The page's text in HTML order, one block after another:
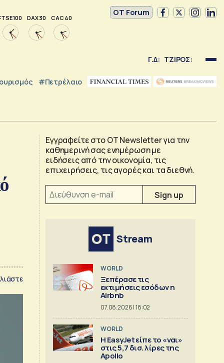
100 DAX 30 CAC 40
OT Forum
Γ.Δ: ΤΖΙΡΟΣ:
#Πετρέλαιο
Εγγραφείτε στο OT Newsletter για την
καθημερινή σας ενημέρωση με
ειδήσεις από την οικονομία, τις
επιχειρήσεις, τις αγορές και τα διεθνή.
Stream
WORLD
Ξεπέρασε τις
εκτιμήσεις εσόδων η
Airbnb
07.08.2026 | 18:02
WORLD
Η EasyJet είπε το «ναι»
στις 5,7 δισ. λίρες της
Apollo